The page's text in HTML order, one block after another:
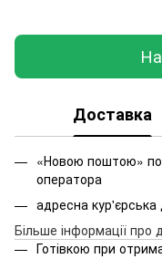
Доставка
«Новою поштою» по
оператора
адресна кур'єрська
Більше інформації про
Готівкою при